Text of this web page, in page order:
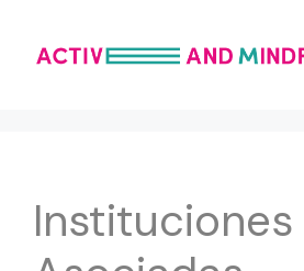
contenido
Instituciones